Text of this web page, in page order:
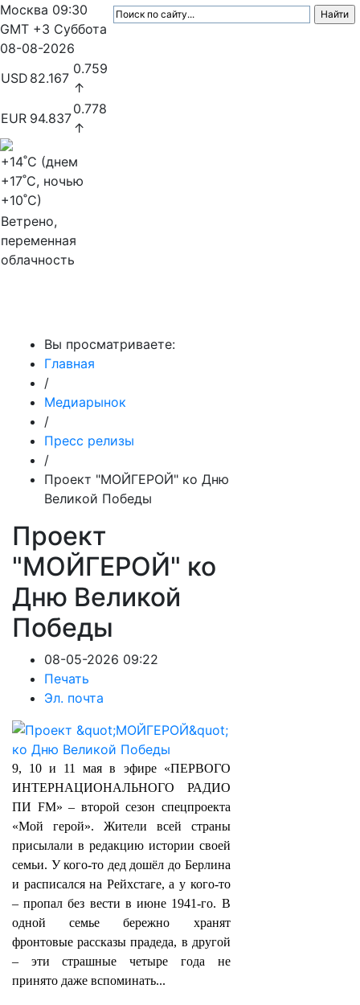
Москва 09:30
GMT +3 Суббота
08-08-2026
USD 82.167
0.759
↑
EUR 94.837
0.778
↑
+14˚C (днем
+17˚C, ночью
+10˚C)
Ветрено,
переменная
облачность
Вы просматриваете:
Главная
/
Медиарынок
/
Пресс релизы
/
Проект "МОЙГЕРОЙ" ко Дню
Великой Победы
Проект
"МОЙГЕРОЙ" ко
Дню Великой
Победы
08-05-2026 09:22
Печать
Эл. почта
9, 10 и 11 мая в эфире «ПЕРВОГО
ИНТЕРНАЦИОНАЛЬНОГО РАДИО
ПИ FM» – второй сезон спецпроекта
«Мой герой». Жители всей страны
присылали в редакцию истории своей
семьи. У кого-то дед дошёл до Берлина
и расписался на Рейхстаге, а у кого-то
– пропал без вести в июне 1941-го. В
одной семье бережно хранят
фронтовые рассказы прадеда, в другой
– эти страшные четыре года не
принято даже вспоминать...